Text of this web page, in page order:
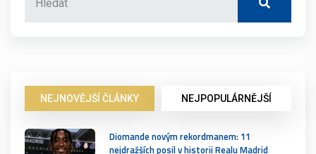
NEJNOVĚJŠÍ ČLÁNKY NEJPOPULÁRNĚJŠÍ
Diomande novým rekordmanem: 11
nejdražších posil v historii Realu Madrid